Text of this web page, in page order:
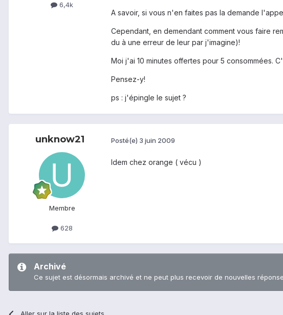
6,4k
A savoir, si vous n'en faites pas la demande
Cependant, en demendant comment vous faire
du à une erreur de leur par j'imagine)!
Moi j'ai 10 minutes offertes pour 5 consommées.
Pensez-y!
ps : j'épingle le sujet ?
unknow21
Membre
628
Posté(e) 3 juin 2009
Idem chez orange ( vécu )
Archivé
Ce sujet est désormais archivé et ne peut plus recevoir de nouvelles